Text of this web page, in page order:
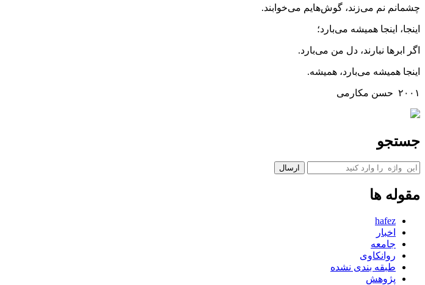
چشمانم نم می‌زند، گوش‌هایم می‌خوابند.
اینجا، اینجا همیشه می‌بارد؛
اگر ابرها نبارند، دل من می‌بارد.
اینجا همیشه می‌بارد، همیشه.
۲۰۰۱ حسن مکارمی
جستجو
جستجو
مقوله ها
hafez
اخبار
جامعه
روانكاوی
طبقه بندی نشده
پژوهش